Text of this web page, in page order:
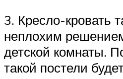
3. Кресло-кровать
неплохим
детской комнаты.
такой постели